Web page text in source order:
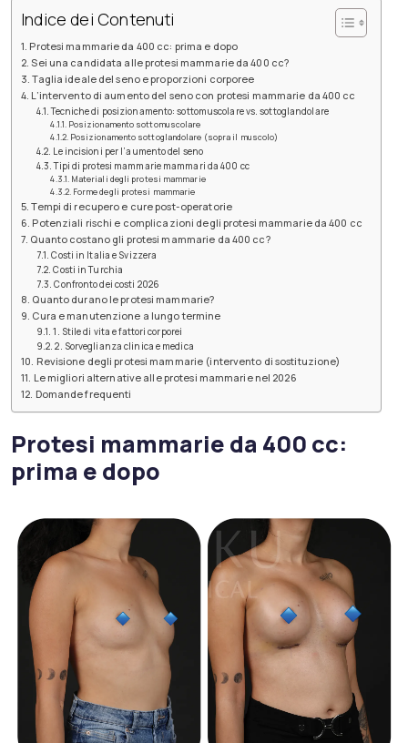
Indice dei Contenuti
Protesi mammarie da 400 cc: prima e dopo
Sei una candidata alle protesi mammarie da 400 cc?
Taglia ideale del seno e proporzioni corporee
L’intervento di aumento del seno con protesi mammarie da 400 cc
Tecniche di posizionamento: sottomuscolare vs. sottoglandolare
Posizionamento sottomuscolare
Posizionamento sottoglandolare (sopra il muscolo)
Le incisioni per l’aumento del seno
Tipi di protesi mammarie mammari da 400 cc
Materiali degli protesi mammarie
Forme degli protesi mammarie
Tempi di recupero e cure post-operatorie
Potenziali rischi e complicazioni degli protesi mammarie da 400 cc
Quanto costano gli protesi mammarie da 400 cc?
Costi in Italia e Svizzera
Costi in Turchia
Confronto dei costi 2026
Quanto durano le protesi mammarie?
Cura e manutenzione a lungo termine
1. Stile di vita e fattori corporei
2. Sorveglianza clinica e medica
Revisione degli protesi mammarie (intervento di sostituzione)
Le migliori alternative alle protesi mammarie nel 2026
Domande frequenti
Protesi mammarie da 400 cc:
prima e dopo